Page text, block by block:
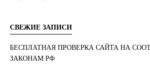
СВЕЖИЕ ЗАПИСИ
БЕСПЛАТНАЯ ПРОВЕРКА САЙТА НА
ЗАКОНАМ РФ